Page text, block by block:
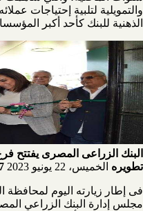
والتمويلية لتلبية إحتياجات
الذهنية للبنك كأحد أكبر
البنك الزراعى المصرى يفتتح فرع
تطويره الخميس، 22 يونيو 2023
فى إطار زيارته اليوم لمحافظة
مجلس إدارة البنك الزراعي